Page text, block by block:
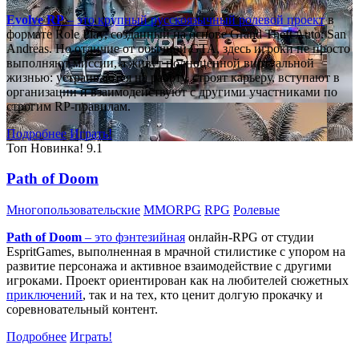
Evolve RP– это крупный русскоязычныйролевой проектв
формате Role Play, созданный на основе Grand Theft Auto: San
Andreas. Но отличие от обычной GTA, здесь игроки не просто
выполняют миссии, а живут полноценной виртуальной
жизнью: устраиваются на работу, строят карьеру, вступают в
организации и взаимодействуют с другими участниками по
строгим RP-правилам.
Подробнее Играть!
Топ Новинка! 9.1
Path of Doom
Многопользовательские MMORPG RPG Ролевые
Path of Doom – это фэнтезийная онлайн-RPG от студии
EspritGames, выполненная в мрачной стилистике с упором на
развитие персонажа и активное взаимодействие с другими
игроками. Проект ориентирован как на любителей сюжетных
приключений, так и на тех, кто ценит долгую прокачку и
соревновательный контент.
Подробнее Играть!